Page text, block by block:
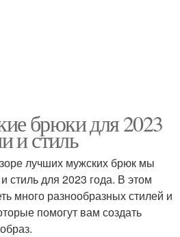
брюки для 2023
и стиль
лучших мужских брюк мы
стиль для 2023 года. В этом
много разнообразных стилей и
помогут вам создать